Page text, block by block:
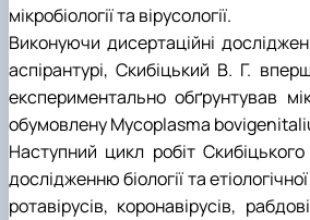
мікробіології та вірусології.
Виконуючи дисертаційні
аспірантурі, Скибіцький В. Г.
експериментально обґрунтував
обумовлену Mycoplasma
Наступний цикл робіт
дослідженню біології та
ротавірусів, коронавірусів,